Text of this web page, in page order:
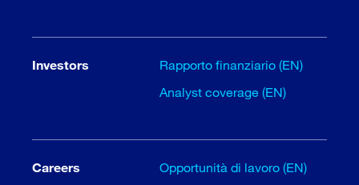
Investors
Rapporto finanziario (EN)
Analyst coverage (EN)
Careers
Opportunità di lavoro (EN)